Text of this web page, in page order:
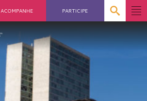
ACOMPANHE PARTICIPE